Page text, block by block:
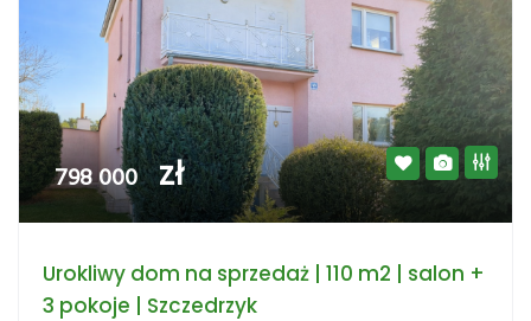
798 000 zł
Urokliwy dom na sprzedaż | 110 m2 | salon +
3 pokoje | Szczedrzyk